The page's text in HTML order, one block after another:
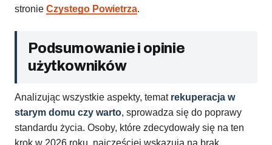
stronie Czystego Powietrza.
Podsumowanie i opinie
użytkowników
Analizując wszystkie aspekty, temat rekuperacja w
starym domu czy warto, sprowadza się do poprawy
standardu życia. Osoby, które zdecydowały się na ten